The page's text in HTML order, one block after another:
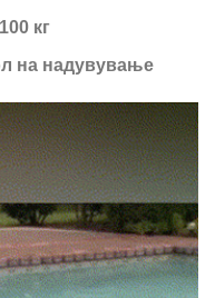
кг
на надувување